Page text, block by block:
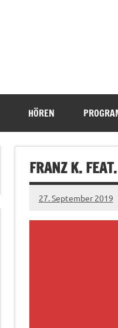
HÖREN
FRANZ K.
27. September 2019